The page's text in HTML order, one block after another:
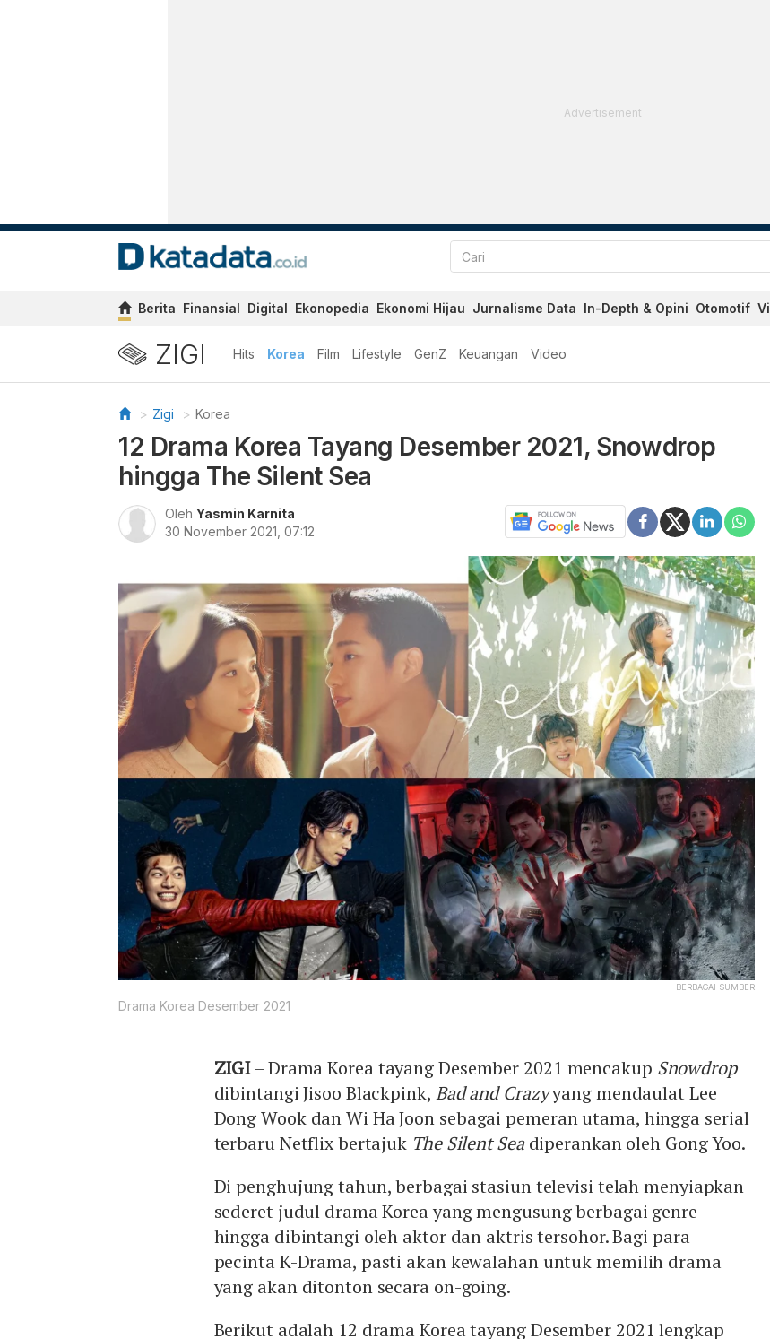
Advertisement
Berita Finansial Digital Ekonopedia Ekonomi Hijau Jurnalisme Data In-Depth & Opini Otomotif
ZIGI Hits Korea Film Lifestyle GenZ Keuangan Video
Zigi Korea
12 Drama Korea Tayang Desember 2021, Snowdrop
hingga The Silent Sea
Oleh Yasmin Karnita
30 November 2021, 07:12
BERBAGAI SUMBER
Drama Korea Desember 2021
ZIGI– Drama Korea tayang Desember 2021 mencakup Snowdrop
dibintangi Jisoo Blackpink, Bad and Crazyyang mendaulat Lee
Dong Wook dan Wi Ha Joon sebagai pemeran utama, hingga serial
terbaru Netflix bertajuk The Silent Seadiperankan oleh Gong Yoo.
Di penghujung tahun, berbagai stasiun televisi telah menyiapkan
sederet judul drama Korea yang mengusung berbagai genre
hingga dibintangi oleh aktor dan aktris tersohor. Bagi para
pecinta K-Drama, pasti akan kewalahan untuk memilih drama
yang akan ditonton secara on-going.
Berikut adalah 12 drama Korea tayang Desember 2021 lengkap